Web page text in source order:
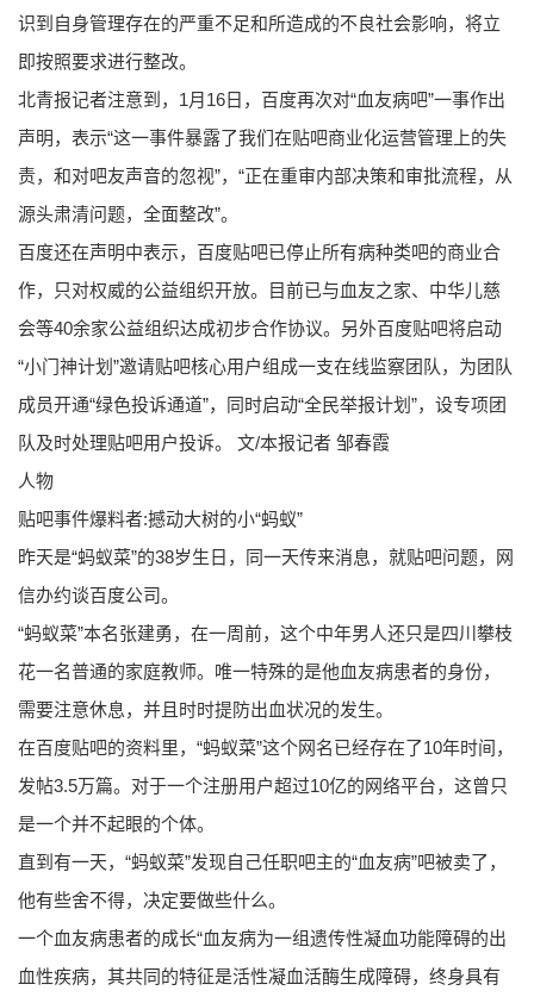
识到自身管理存在的严重不足和所造成的不良社会影响，将立
即按照要求进行整改。
北青报记者注意到，1月16日，百度再次对“血友病吧”一事作出
声明，表示“这一事件暴露了我们在贴吧商业化运营管理上的失
责，和对吧友声音的忽视”，“正在重审内部决策和审批流程，从
源头肃清问题，全面整改”。
百度还在声明中表示，百度贴吧已停止所有病种类吧的商业合
作，只对权威的公益组织开放。目前已与血友之家、中华儿慈
会等40余家公益组织达成初步合作协议。另外百度贴吧将启动
“小门神计划”邀请贴吧核心用户组成一支在线监察团队，为团队
成员开通“绿色投诉通道”，同时启动“全民举报计划”，设专项团
队及时处理贴吧用户投诉。 文/本报记者 邹春霞
人物
贴吧事件爆料者:撼动大树的小“蚂蚁”
昨天是“蚂蚁菜”的38岁生日，同一天传来消息，就贴吧问题，网
信办约谈百度公司。
“蚂蚁菜”本名张建勇，在一周前，这个中年男人还只是四川攀枝
花一名普通的家庭教师。唯一特殊的是他血友病患者的身份，
需要注意休息，并且时时提防出血状况的发生。
在百度贴吧的资料里，“蚂蚁菜”这个网名已经存在了10年时间，
发帖3.5万篇。对于一个注册用户超过10亿的网络平台，这曾只
是一个并不起眼的个体。
直到有一天，“蚂蚁菜”发现自己任职吧主的“血友病”吧被卖了，
他有些舍不得，决定要做些什么。
一个血友病患者的成长“血友病为一组遗传性凝血功能障碍的出
血性疾病，其共同的特征是活性凝血活酶生成障碍，终身具有